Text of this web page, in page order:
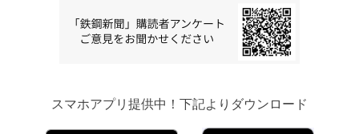
スマホアプリ提供中！下記よりダウンロード